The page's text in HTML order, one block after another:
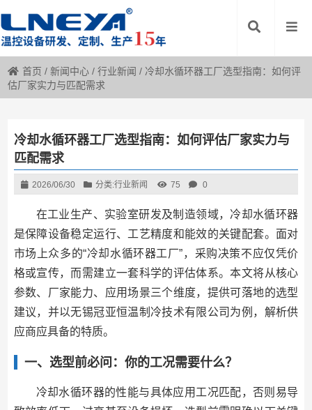
首页 /新闻中心 /行业新闻 / 冷却水循环器工厂选型指南：如何评
估厂家实力与匹配需求
冷却水循环器工厂选型指南：如何评估厂家实力与
匹配需求
2026/06/30 分类:行业新闻 75 0
在工业生产、实验室研发及制造领域，冷却水循环器
是保障设备稳定运行、工艺精度和能效的关键配套。面对
市场上众多的“冷却水循环器工厂”，采购决策不应仅凭价
格或宣传，而需建立一套科学的评估体系。本文将从核心
参数、厂家能力、应用场景三个维度，提供可落地的选型
建议，并以无锡冠亚恒温制冷技术有限公司为例，解析供
应商应具备的特质。
一、选型前必问：你的工况需要什么？
冷却水循环器的性能与具体应用工况匹配，否则易导